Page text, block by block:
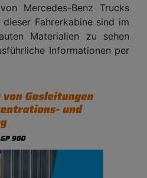
Mercedes-Benz Trucks
dieser Fahrerkabine sind im
Materialien zu sehen
Informationen per